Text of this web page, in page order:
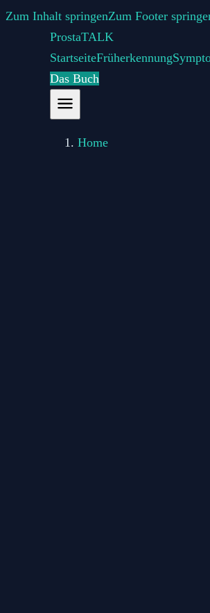
Zum Inhalt springenZum Footer
ProstaTALK
StartseiteFrüherkennung
Das Buch
Home